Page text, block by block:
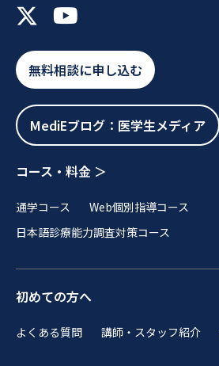
無料相談に申し込む
MediEブログ：医学生メディア
コース・料金 ＞
通学コース
Web個別指導コース
日本語診療能力調査対策コース
初めての方へ
よくある質問 講師・スタッフ紹介